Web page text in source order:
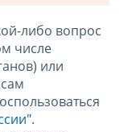
либо вопрос
числе
или
.